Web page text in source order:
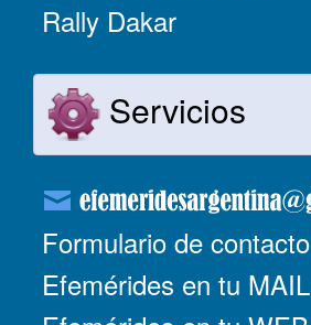
Rally Dakar
Servicios
Formulario de contacto
Efemérides en tu MAIL